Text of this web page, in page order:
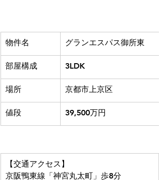
物件名 グランエスパス御所東
部屋構成 3LDK
場所 京都市上京区
値段 39,500万円
​【交通アクセス】
京阪鴨東線「神宮丸太町」歩8分